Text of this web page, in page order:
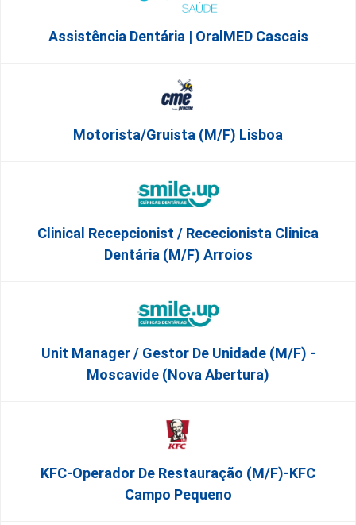
Assistência Dentária | OralMED Cascais
Motorista/Gruista (m/f) Lisboa
Clinical Recepcionist / Rececionista Clinica
Dentária (M/F) Arroios
Unit Manager / Gestor De Unidade (M/F) -
Moscavide (Nova Abertura)
KFC-Operador De Restauração (m/f)-KFC
Campo Pequeno